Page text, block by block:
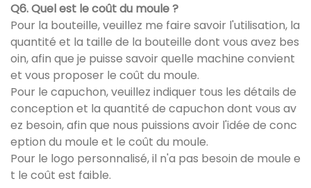
Q6. Quel est le coût du moule ?
Pour la bouteille, veuillez me faire savoir l'utilisation, la
quantité et la taille de la bouteille dont vous avez bes
oin, afin que je puisse savoir quelle machine convient
et vous proposer le coût du moule.
Pour le capuchon, veuillez indiquer tous les détails de
conception et la quantité de capuchon dont vous av
ez besoin, afin que nous puissions avoir l'idée de conc
eption du moule et le coût du moule.
Pour le logo personnalisé, il n'a pas besoin de moule e
t le coût est faible.